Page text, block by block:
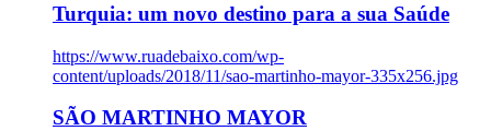
Turquia: um novo destino para a sua Saúde
https://www.ruadebaixo.com/wp-
content/uploads/2018/11/sao-martinho-mayor-335x256.jpg
SÃO MARTINHO MAYOR